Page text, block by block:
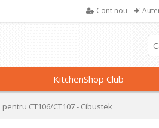
Cont nou
KitchenShop Club
CT106/CT107 - Cibustek